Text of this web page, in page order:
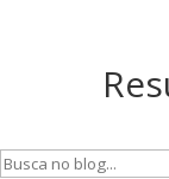
Pesquisar